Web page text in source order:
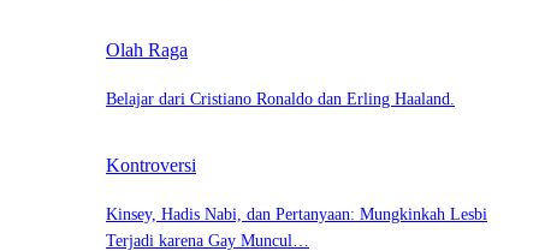
Olah Raga
Belajar dari Cristiano Ronaldo dan Erling Haaland.
Kontroversi
Kinsey, Hadis Nabi, dan Pertanyaan: Mungkinkah Lesbi
Terjadi karena Gay Muncul…